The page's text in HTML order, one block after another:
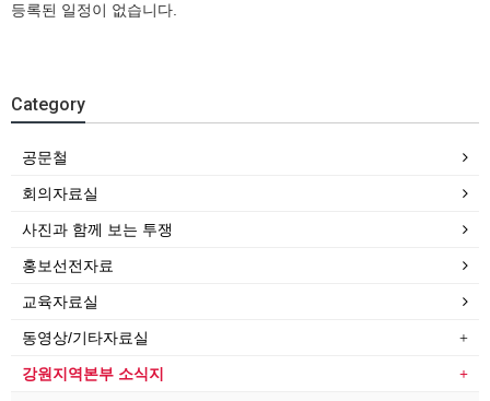
등록된 일정이 없습니다.
Category
공문철
회의자료실
사진과 함께 보는 투쟁
홍보선전자료
교육자료실
동영상/기타자료실
강원지역본부 소식지